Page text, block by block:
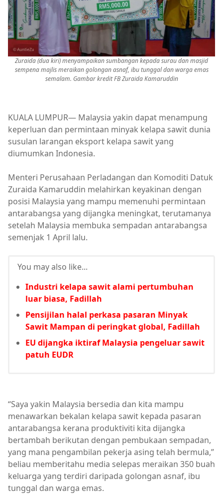
Zuraida (dua kiri) menyampaikan sumbangan kepada surau dan masjid
sempena majlis meraikan golongan asnaf, ibu tunggal dan warga emas
semalam. Gambar kredit FB Zuraida Kamaruddin
KUALA LUMPUR— Malaysia yakin dapat menampung
keperluan dan permintaan minyak kelapa sawit dunia
susulan larangan eksport kelapa sawit yang
diumumkan Indonesia.
Menteri Perusahaan Perladangan dan Komoditi Datuk
Zuraida Kamaruddin melahirkan keyakinan dengan
posisi Malaysia yang mampu memenuhi permintaan
antarabangsa yang dijangka meningkat, terutamanya
setelah Malaysia membuka sempadan antarabangsa
semenjak 1 April lalu.
You may also like...
Industri kelapa sawit alami pertumbuhan
luar biasa, Fadillah
Pensijilan halal perkasa pasaran Minyak
Sawit Mampan di peringkat global, Fadillah
EU dijangka iktiraf Malaysia pengeluar sawit
patuh EUDR
“Saya yakin Malaysia bersedia dan kita mampu
menawarkan bekalan kelapa sawit kepada pasaran
antarabangsa kerana produktiviti kita dijangka
bertambah berikutan dengan pembukaan sempadan,
yang mana pengambilan pekerja asing telah bermula,”
beliau memberitahu media selepas meraikan 350 buah
keluarga yang terdiri daripada golongan asnaf, ibu
tunggal dan warga emas.